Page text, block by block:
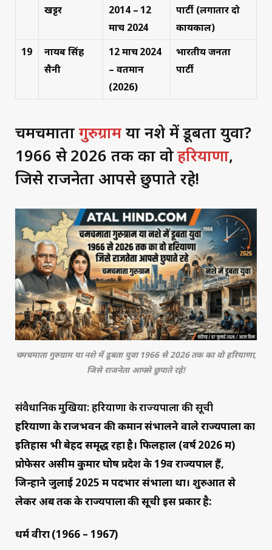
खट्टर
2014 – 12
मार्च 2024
पार्टी (लगातार दो
कार्यकाल)
19
नायब सिंह
सैनी
12 मार्च 2024
– वर्तमान
(2026)
भारतीय जनता
पार्टी
चमचमाता गुरुग्राम या नशे में डूबता युवा?
1966 से 2026 तक का वोहरियाणा,
जिसे राजनेता आपसे छुपाते रहे!
चमचमाता गुरुग्राम या नशे में डूबता युवा 1966 से 2026 तक का वो हरियाणा,
जिसे राजनेता आपसे छुपाते रहे!
संवैधानिक मुखिया: हरियाणा के राज्यपालों की सूची
हरियाणा के राजभवन की कमान संभालने वाले राज्यपालों का
इतिहास भी बेहद समृद्ध रहा है। फिलहाल (वर्ष 2026 में)
प्रोफेसर असीम कुमार घोष प्रदेश के 19वें राज्यपाल हैं,
जिन्होंने जुलाई 2025 में पदभार संभाला था। शुरुआत से
लेकर अब तक के राज्यपालों की सूची इस प्रकार है:
धर्म वीरा (1966 – 1967)